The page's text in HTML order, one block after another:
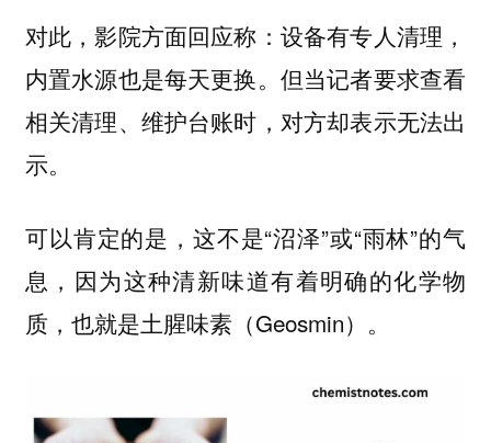
对此，影院方面回应称：设备有专人清理，
内置水源也是每天更换。但当记者要求查看
相关清理、维护台账时，对方却表示无法出
示。
可以肯定的是，这不是“沼泽”或“雨林”的气
息，因为这种清新味道有着明确的化学物
质，也就是土腥味素（Geosmin）。